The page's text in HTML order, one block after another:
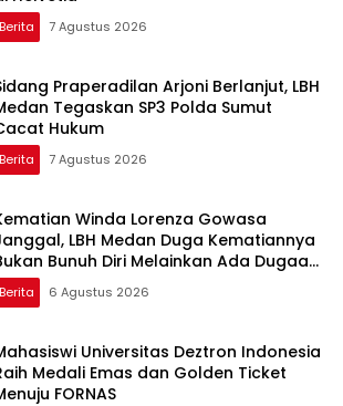
Berita 7 Agustus 2026
Praperadilan Arjoni Berlanjut, LBH
Tegaskan SP3 Polda Sumut
Hukum
Berita 7 Agustus 2026
Winda Lorenza Gowasa
LBH Medan Duga Kematiannya
Bunuh Diri Melainkan Ada Dugaan
Pidana
Berita 6 Agustus 2026
Universitas Deztron Indonesia
Medali Emas dan Golden Ticket
FORNAS